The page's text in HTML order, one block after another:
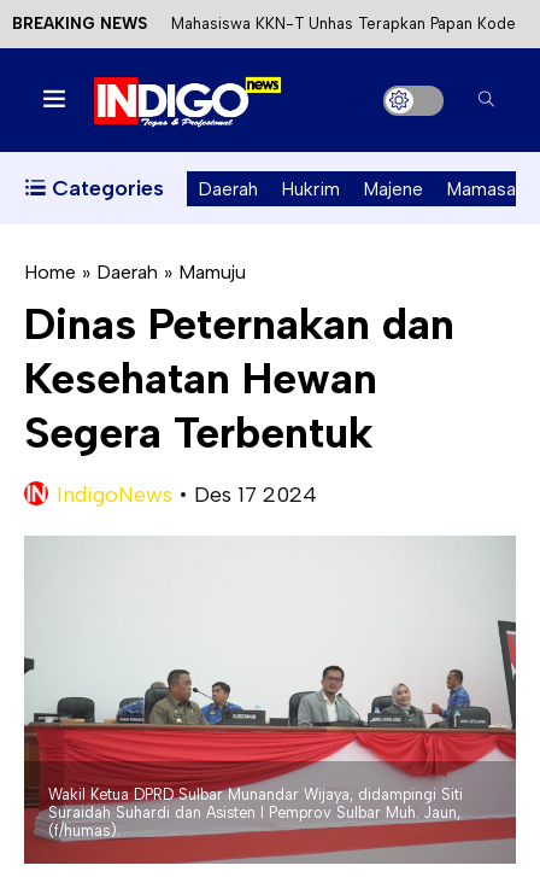
BREAKING NEWS Mahasiswa KKN-T Unhas Terapkan Papan Kode
Etik Wisata di Pantai Lawere Desa Lotang Salo
Satu DPO Pengeroyokan SPBU Tapalang
Ditangkap, Satu Lagi Kabur ke Kalimantan
Perizinan Air Tanah melalui Aplikasi SAPO
Kecewa Kapolresta Absen, APPK Mamuju
Soroti Kejanggalan Kasus Tambang Emas Ilegal
Categories Daerah Hukrim Majene Mamasa
Home » Daerah » Mamuju
Dinas Peternakan dan
Kesehatan Hewan
Segera Terbentuk
IndigoNews • Des 17 2024
Wakil Ketua DPRD Sulbar Munandar Wijaya, didampingi Siti
Suraidah Suhardi dan Asisten I Pemprov Sulbar Muh. Jaun,
(f/humas).